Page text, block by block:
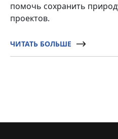
помочь сохранить
проектов.
ЧИТАТЬ БОЛЬШЕ